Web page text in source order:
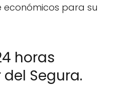
para su
horas
Segura.